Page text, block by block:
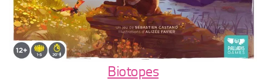
Biotopes